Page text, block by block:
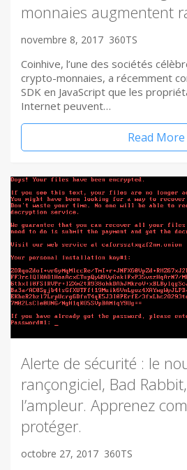
monnaies augmentent
novembre 8, 2017 360TS
Coinhive, l’une des sociétés
crypto-monnaies, a récemment
SDK en JavaScript que les
Internet peuvent…
Read More
Alerte de sécurité : le
rançongiciel, Bad
l’ampleur. Apprenez
protéger.
octobre 27, 2017 360TS